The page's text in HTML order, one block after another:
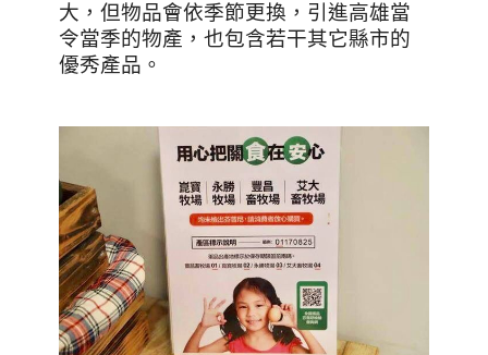
大，但物品會依季節更換，引進高雄當
令當季的物產，也包含若干其它縣市的
優秀產品。